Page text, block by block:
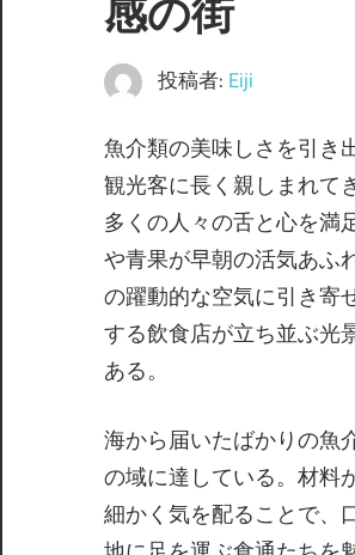
感の街
投稿者: Eiji
魚介類の美味しさを引き
観光客に長く親しまれて
多くの人々の舌と心を満
や青果が早朝の活気あふ
の躍動的な空気に引き寄
する飲食店が立ち並ぶ光
ある。
海から届いたばかりの魚
の域に達している。材料
細かく気を配ることで、